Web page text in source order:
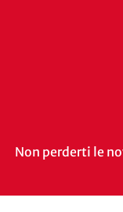
Non perderti le